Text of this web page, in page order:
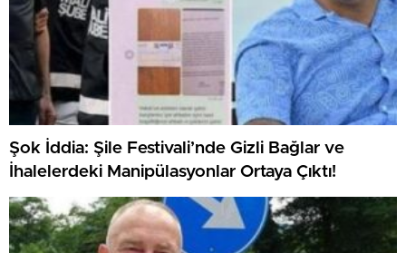
Şok İddia: Şile Festivali’nde Gizli Bağlar ve
İhalelerdeki Manipülasyonlar Ortaya Çıktı!